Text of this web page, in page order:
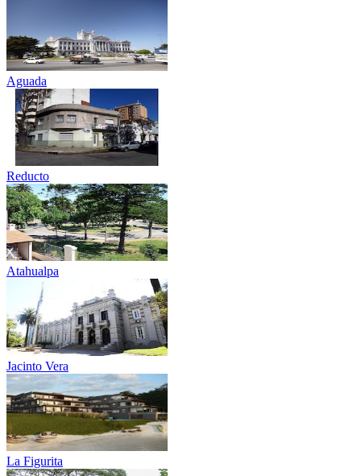
Aguada
Reducto
Atahualpa
Jacinto Vera
La Figurita